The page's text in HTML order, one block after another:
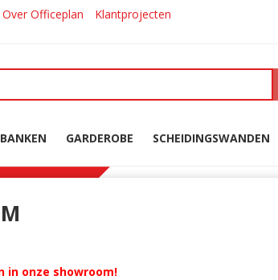
Over Officeplan
Klantprojecten
BANKEN GARDEROBE SCHEIDINGSWANDEN
in onze showroom!